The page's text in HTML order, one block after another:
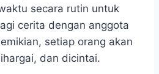
secara rutin untuk
cerita dengan anggota
setiap orang akan
dan dicintai.